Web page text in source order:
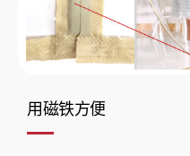
用磁铁方便